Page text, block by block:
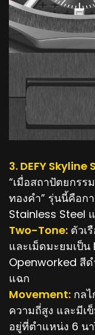
3. DEFY
“เมื่อสถาปัตยกรร
ทองคำ” รุ่นนี้คือก
Stainless Steel
Two-Tone: ตัวเ
และเม็ดมะยมเป็
Openworked สี
แฉก
Movement: กล
ความถี่สูง และมีเ
อยู่ที่ตำแหน่ง 6 น